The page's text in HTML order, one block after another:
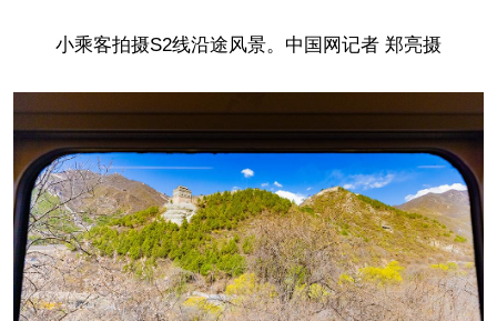
小乘客拍摄S2线沿途风景。中国网记者 郑亮摄